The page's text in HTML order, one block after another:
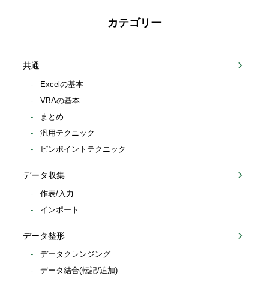
カテゴリー
共通
Excelの基本
VBAの基本
まとめ
汎用テクニック
ピンポイントテクニック
データ収集
作表/入力
インポート
データ整形
データクレンジング
データ結合(転記/追加)